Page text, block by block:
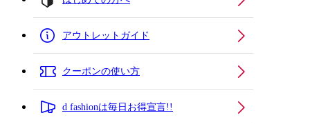
アウトレットガイド
クーポンの使い方
d fashionは毎日お得宣言!!